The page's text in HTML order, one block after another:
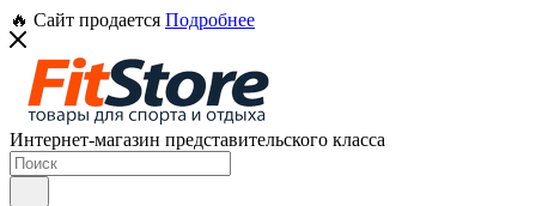
🔥 Сайт продается Подробнее
Интернет-магазин представительского класса